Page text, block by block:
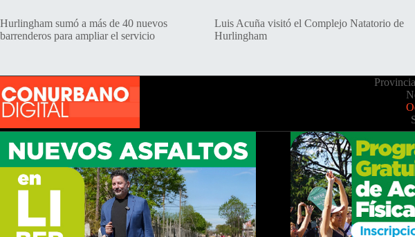
Hurlingham sumó a más de 40 nuevos
barrenderos para ampliar el servicio
Luis Acuña visitó el Complejo Natatorio de
Hurlingham